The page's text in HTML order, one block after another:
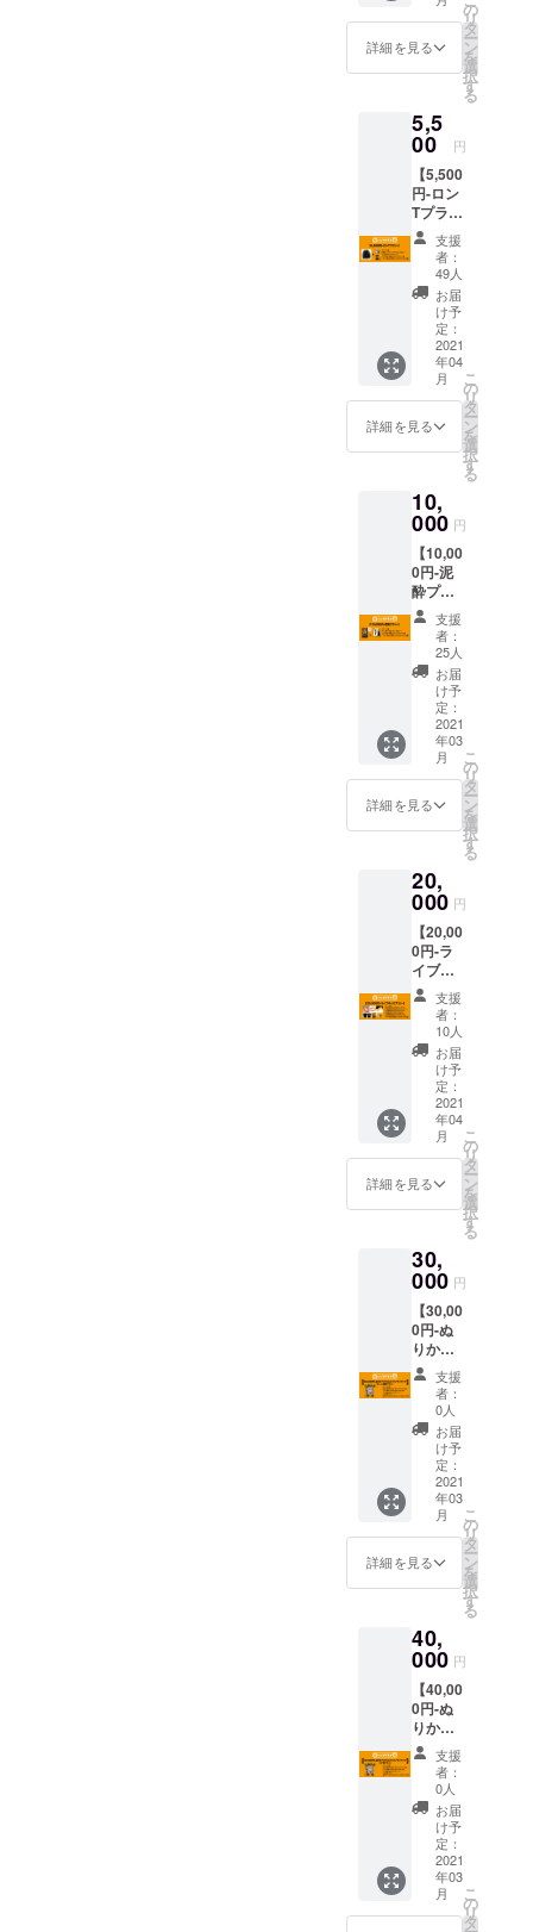
序良俗
に反す
る内容
可能性
がござ
いま
す。」
ロン様
のお名
前を
載
※「支援
時、必
ず備考
欄にご
希望の
お名前
をご記
入くだ
さい。
第三者
を特定
する内
容や公
序良俗
に反す
る内容
可能性
がござ
いま
す。」
CLAPP
ERで使
えるド
リンク
チケッ
※「ドリ
ンクチ
ケット
の有効
期限は
なし」
・パト
ロン様
のお名
前を
CLAPP
ER入り
口に掲
※「支援
時、必
ず備考
をご記
入くだ
さい。
第三者
を特定
する内
容や公
序良俗
に反す
る内容
は掲載
をお断
りする
可能性
がござ
いま
す。」
詳細を見る
の
リ
タ
ー
ン
を
選
択
す
る
5,5
00 円
【5,500
円-ロン
Tプラ
ン-】 -
リター
ン内
容- お
洒落に
ライブ
ハウス
でキメ
たいあ
なたへ
・
CLAPP
ERオリ
ロンT
・
CLAPP
ERで使
えるド
リンク
チケッ
ト2枚
※「ドリ
ンクチ
ケット
の有効
期限は
なし」
・パト
ロン様
のお名
口に掲
載
※「支援
時、必
ず備考
欄にご
希望の
お名前
をご記
入くだ
さい。
第三者
を特定
する内
容や公
序良俗
に反す
りする
可能性
がござ
いま
す。」
支援
者：
49人
お届
け予
定：
2021
年04
月
詳細を見る
こ
の
リ
タ
ー
ン
を
選
択
す
る
10,
000 円
【10,00
0円-泥
酔プラ
ン-】 -
リター
ン内
容-
がっつ
り飲ん
で楽し
みたい
あなた
へ ・
CLAPP
ERで使
えるド
チケッ
ト20枚
※「ドリ
ンクチ
ケット
の有効
期限は
なし」
・パト
ロン様
のお名
前を
CLAPP
ER入り
口に掲
載
※「支援
希望の
お名前
をご記
入くだ
さい。
第三者
を特定
する内
容や公
序良俗
に反す
る内容
は掲載
をお断
りする
可能性
がござ
支援
者：
25人
お届
け予
定：
2021
年03
月
詳細を見る
こ
の
リ
タ
ー
ン
を
選
択
す
る
20,
000 円
【20,00
0円-ラ
イブ
キッズ
プラ
ン-】 -
リター
ン内
容- こ
れであ
なたも
CLAPP
ERライ
ブキッ
ズ! ・
CLAPP
入りオ
リジナ
ルコイ
ンケー
ス ・
CLAPP
ERロゴ
入りオ
リジナ
ルラバ
バン ・
CLAPP
ERロゴ
入りオ
リジナ
ルタオ
ル ・
リジナ
ルTシャ
ツ ・
CLAPP
ERで使
えるド
リンク
チケッ
ト15枚
※「ドリ
ンクチ
ケット
の有効
期限は
なし」
・パト
支援
者：
10人
お届
け予
定：
2021
年04
月
詳細を見る
こ
の
リ
タ
ー
ン
を
選
択
す
る
30,
000 円
【30,00
0円-ぬ
りかべ
リクエ
ストワ
ンマン
ライブ
お一人
様用プ
ラン-】
-リター
ン内
容- あ
なたの
為だけ
にぬり
ワンマ
ンライ
ブしま
す! ・パ
トロン
様1人に
ぬりか
べがラ
イブ行
いま
す。 ・
ライブ
後にぬ
りかべ
とピザ
パー
支援
者：
0人
お届
け予
定：
2021
年03
月
詳細を見る
こ
の
リ
タ
ー
ン
を
選
択
す
る
40,
000 円
【40,00
0円-ぬ
りかべ
リクエ
ストワ
ンマン
ライブ
ペアプ
ラン-】
-リター
ン内
容- お
２人の
支援
者：
0人
お届
け予
定：
2021
年03
月
こ
の
リ
タ